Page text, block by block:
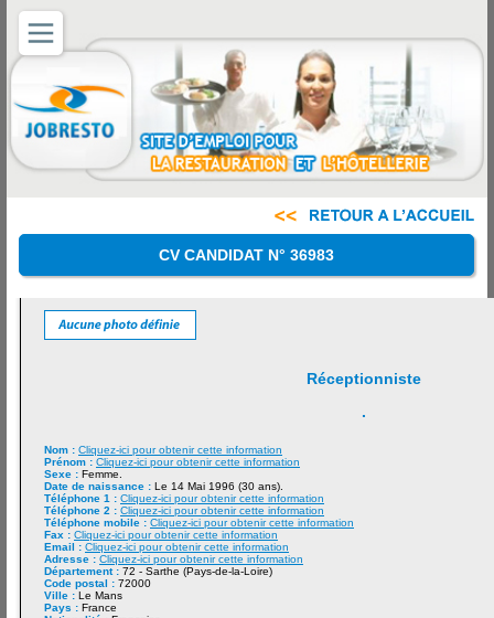
CV CANDIDAT N° 36983
Réceptionniste
.
Nom : Cliquez-ici pour obtenir cette information
Prénom : Cliquez-ici pour obtenir cette information
Sexe : Femme.
Date de naissance : Le 14 Mai 1996 (30 ans).
Téléphone 1 : Cliquez-ici pour obtenir cette information
Téléphone 2 : Cliquez-ici pour obtenir cette information
Téléphone mobile : Cliquez-ici pour obtenir cette information
Fax : Cliquez-ici pour obtenir cette information
Email : Cliquez-ici pour obtenir cette information
Adresse : Cliquez-ici pour obtenir cette information
Département : 72 - Sarthe (Pays-de-la-Loire)
Code postal : 72000
Ville : Le Mans
Pays : France